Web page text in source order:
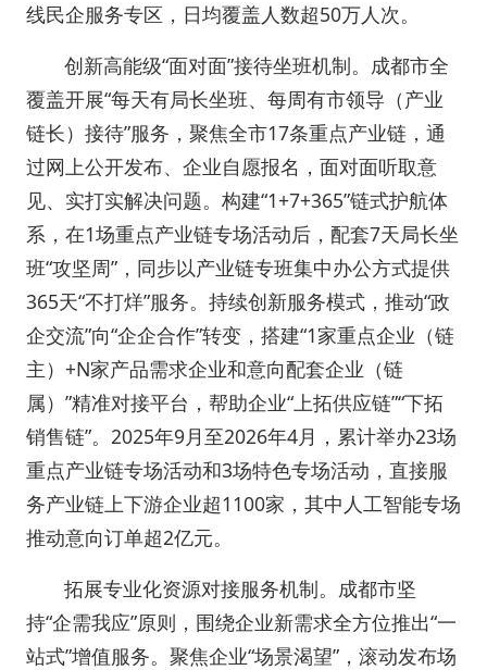
线民企服务专区，日均覆盖人数超50万人次。
创新高能级“面对面”接待坐班机制。成都市全
覆盖开展“每天有局长坐班、每周有市领导（产业
链长）接待”服务，聚焦全市17条重点产业链，通
过网上公开发布、企业自愿报名，面对面听取意
见、实打实解决问题。构建“1+7+365”链式护航体
系，在1场重点产业链专场活动后，配套7天局长坐
班“攻坚周”，同步以产业链专班集中办公方式提供
365天“不打烊”服务。持续创新服务模式，推动“政
企交流”向“企企合作”转变，搭建“1家重点企业（链
主）+N家产品需求企业和意向配套企业（链
属）”精准对接平台，帮助企业“上拓供应链”“下拓
销售链”。2025年9月至2026年4月，累计举办23场
重点产业链专场活动和3场特色专场活动，直接服
务产业链上下游企业超1100家，其中人工智能专场
推动意向订单超2亿元。
拓展专业化资源对接服务机制。成都市坚
持“企需我应”原则，围绕企业新需求全方位推出“一
站式”增值服务。聚焦企业“场景渴望”，滚动发布场